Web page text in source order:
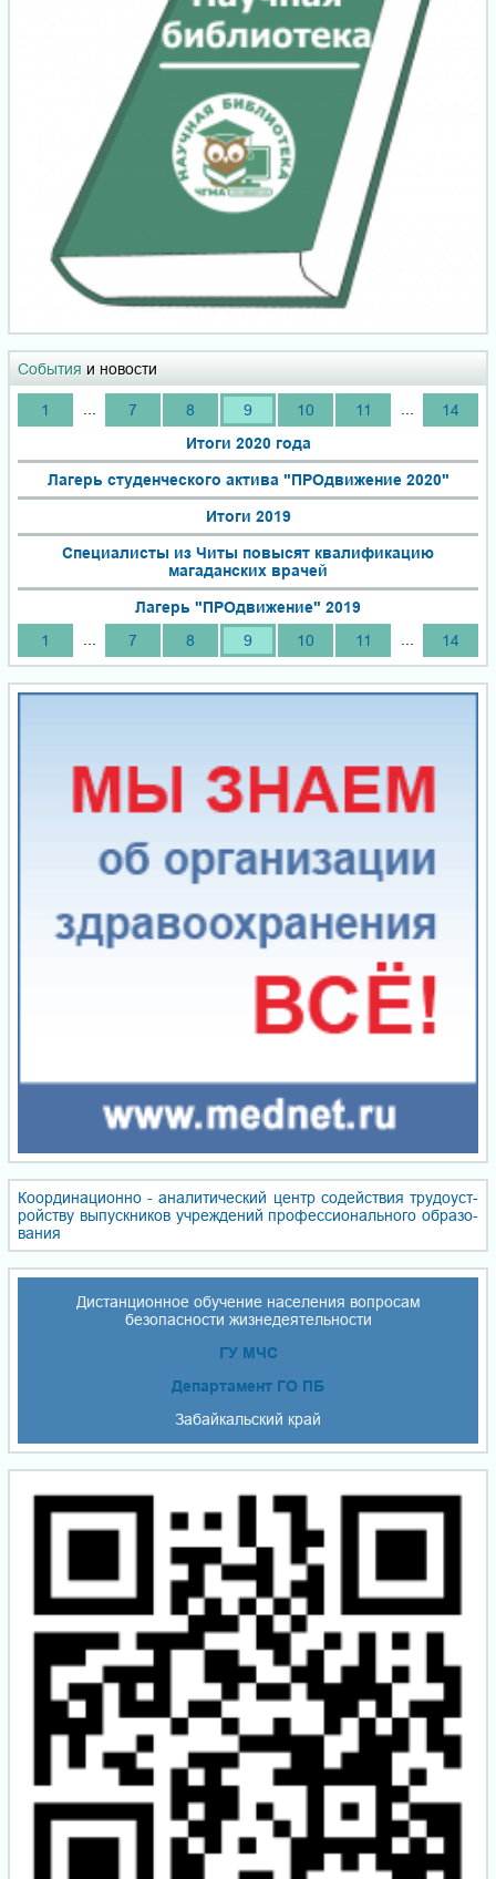
События и новости
1 7 8 9 10 11
14
Итоги 2020 года
Лагерь студенческого актива "ПРОдвижение 2020"
Итоги 2019
Специалисты из Читы повысят квалификацию
магаданских врачей
Лагерь "ПРОдвижение" 2019
1
7 8 9 10 11 14
Координационно - ана­ли­ти­чес­кий центр со­дей­ствия тру­до­уст­
ройст­ву вы­пуск­ни­ков уч­реж­де­ний про­фес­сио­наль­но­го об­ра­зо­
ва­ния
Дистанционное обучение населения вопросам
безопасности жизнедеятельности
ГУ МЧС
Департамент ГО ПБ
Забайкальский край